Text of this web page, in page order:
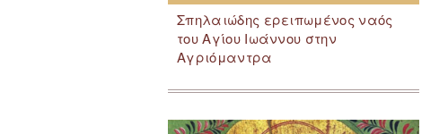
Σπηλαιώδης ερειπωμένος ναός
του Αγίου Ιωάννου στην
Αγριόμαντρα